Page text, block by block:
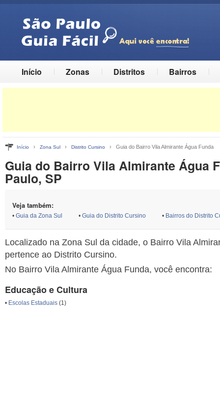
Início Zonas Distritos Bairros
Início › Zona Sul › Distrito Cursino › Guia do Bairro Vila Almirante Água Funda
Guia do Bairro Vila Almirante Água
Paulo, SP
Veja também:
• Guia da Zona Sul • Guia do Distrito Cursino • Bairros do Distrito
Localizado na Zona Sul da cidade, o Bairro Vila
pertence ao Distrito Cursino.
No Bairro Vila Almirante Água Funda, você encontra:
Educação e Cultura
• Escolas Estaduais (1)